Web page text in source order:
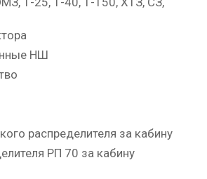
НШ
распределителя за кабину
РП 70 за кабину